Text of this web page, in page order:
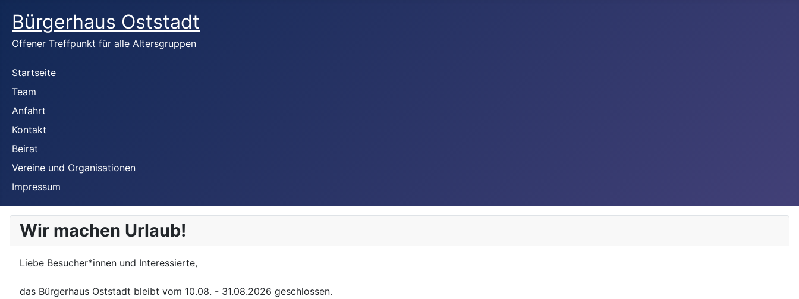
Bürgerhaus Oststadt
Offener Treffpunkt für alle Altersgruppen
Startseite
Team
Anfahrt
Kontakt
Beirat
Vereine und Organisationen
Impressum
Wir machen Urlaub!
Liebe Besucher*innen und Interessierte,
das Bürgerhaus Oststadt bleibt vom 10.08. - 31.08.2026 geschlossen.